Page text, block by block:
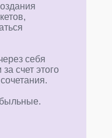
себя
счет этого